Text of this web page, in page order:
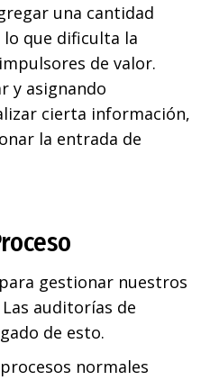
una cantidad
que dificulta la
de valor.
y asignando
cierta información,
la entrada de
gestionar nuestros
auditorías de
de esto.
normales